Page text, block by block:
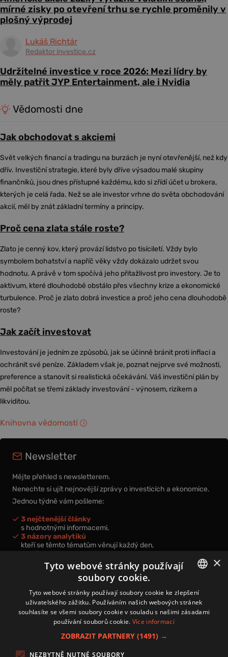
mírné zisky po otevření trhu se rychle proměnily v
plošný výprodej
Lukáš Richtár
Redaktor investice.cz
Udržitelné investice v roce 2026: Mezi lídry by
měly patřit JYP Entertainment, ale i Nvidia
Vědomosti dne
Jak obchodovat s akciemi
Svět velkých financí a tradingu na burzách je nyní otevřenější, než kdy
dřív. Investiční strategie, které byly dříve výsadou malé skupiny
finančníků, jsou dnes přístupné každému, kdo si zřídí účet u brokera,
kterých je celá řada. Než se ale investor vrhne do světa obchodování
akcií, měl by znát základní termíny a principy.
Proč cena zlata stále roste?
Zlato je cenný kov, který provází lidstvo po tisíciletí. Vždy bylo
symbolem bohatství a napříč věky vždy dokázalo udržet svou
hodnotu. A právě v tom spočívá jeho přitažlivost pro investory. Je to
aktivum, které dlouhodobě obstálo přes všechny krize a ekonomické
turbulence. Proč je zlato dobrá investice a proč jeho cena dlouhodobě
roste?
Jak začít investovat
Investování je jedním ze způsobů, jak se účinně bránit proti inflaci a
ochránit své peníze. Základem však je, poznat nejprve své možnosti,
preference a stanovit si realistická očekávání. Váš investiční plán by
měl počítat se třemi základy investování - výnosem, rizikem a
likviditou.
Knihovna vědomostí
Newsletter
Mějte přehled s newsletterem.
Nenechte si ujít nejnovější zprávy o investicích a ekonomice.
Jednou týdně vám pošleme:
3 nejčtenější články
s hodnotnými informacemi,
3 názory analytiků
kteří se těmto tématům věnují každý den,
nová videa a podcasty
k prohloubení vašich znalostí.
Přihlášením k newsletteru vyjadřujete svůj souhlas spodmínkami
zpracování osobních údajů.
Zásady používání souborů cookies
CZECH
×
Tyto webové stránky používají
soubory cookie.
Tyto webové stránky používají soubory cookie ke zlepšení
uživatelského zážitku. Používáním našich webových stránek
souhlasíte se všemi soubory cookie v souladu s našimi zásadami
používání souborů cookie. Více informací
ZOBRAZIT PARTNERY (1491) →
NEZBYTNĚ NUTNÉ SOUBORY